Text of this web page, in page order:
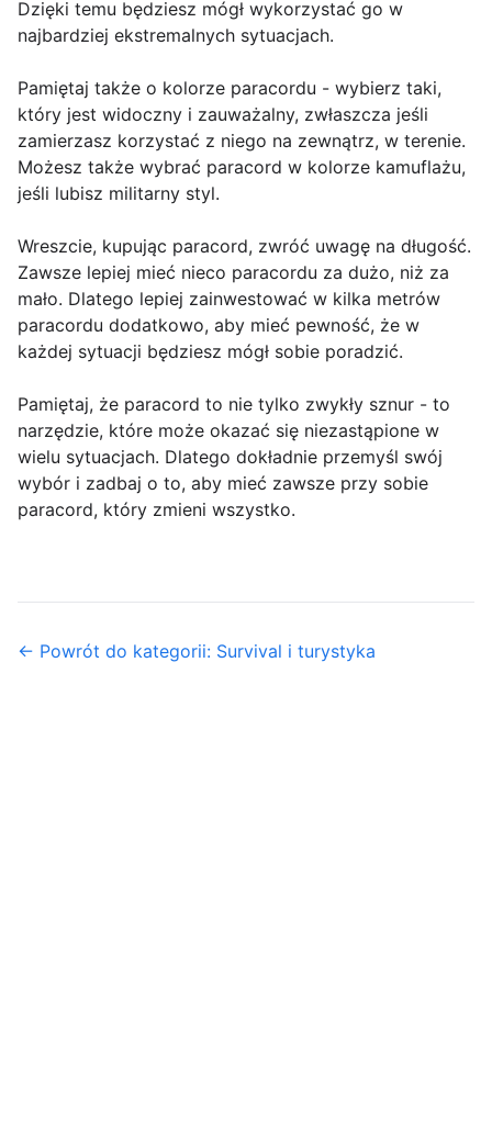
Dzięki temu będziesz mógł wykorzystać go w
najbardziej ekstremalnych sytuacjach.
Pamiętaj także o kolorze paracordu - wybierz taki,
który jest widoczny i zauważalny, zwłaszcza jeśli
zamierzasz korzystać z niego na zewnątrz, w terenie.
Możesz także wybrać paracord w kolorze kamuflażu,
jeśli lubisz militarny styl.
Wreszcie, kupując paracord, zwróć uwagę na długość.
Zawsze lepiej mieć nieco paracordu za dużo, niż za
mało. Dlatego lepiej zainwestować w kilka metrów
paracordu dodatkowo, aby mieć pewność, że w
każdej sytuacji będziesz mógł sobie poradzić.
Pamiętaj, że paracord to nie tylko zwykły sznur - to
narzędzie, które może okazać się niezastąpione w
wielu sytuacjach. Dlatego dokładnie przemyśl swój
wybór i zadbaj o to, aby mieć zawsze przy sobie
paracord, który zmieni wszystko.
← Powrót do kategorii: Survival i turystyka